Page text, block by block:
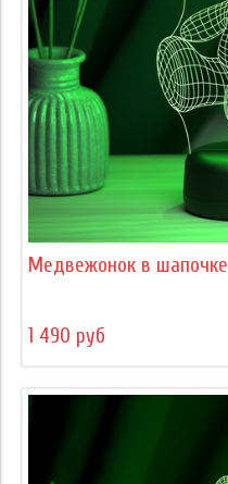
Медвежонок в шапочке
1 490 руб